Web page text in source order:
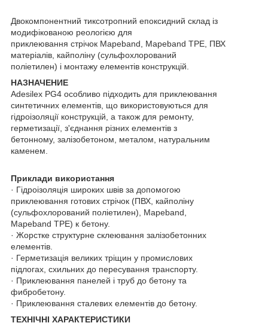
Двокомпонентний тиксотропний епоксидний склад із
модифікованою реологією для
приклеювання стрічок Mapeband, Mapeband TPE, ПВХ
матеріалів, кайполіну (сульфохлорований
поліетилен) і монтажу елементів конструкцій.
НАЗНАЧЕНИЕ
Adesilex PG4 особливо підходить для приклеювання
синтетичних елементів, що використовуються для
гідроізоляції конструкцій, а також для ремонту,
герметизації, з'єднання різних елементів з
бетонному, залізобетоном, металом, натуральним
каменем.
Приклади використання
· Гідроізоляція широких швів за допомогою
приклеювання готових стрічок (ПВХ, кайполіну
(сульфохлорований поліетилен), Mapeband,
Mapeband TPE) к бетону.
· Жорстке структурне склеювання залізобетонних
елементів.
· Герметизація великих тріщин у промислових
підлогах, схильних до пересування транспорту.
· Приклеювання панелей і труб до бетону та
фибробетону.
· Приклеювання сталевих елементів до бетону.
ТЕХНІЧНІ ХАРАКТЕРИСТИКИ